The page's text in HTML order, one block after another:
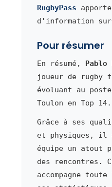
RugbyPass
d'information
Pour résumer
En résumé,
joueur de rugby
évoluant au
Toulon en Top 14.
Grâce à ses
et physiques, il
équipe un atout
des rencontres.
accompagne